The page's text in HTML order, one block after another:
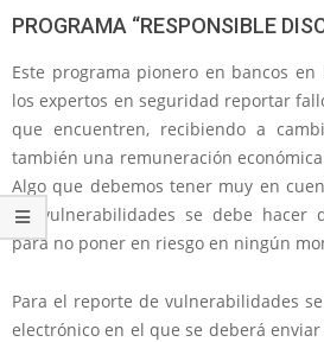
PROGRAMA “RESPONSIBLE
Este programa pionero en bancos en
los expertos en seguridad reportar
que encuentren, recibiendo a
también una remuneración
Algo que debemos tener muy en
de vulnerabilidades se debe hacer
para no poner en riesgo en ningún
Para el reporte de vulnerabilidades
electrónico en el que se deberá